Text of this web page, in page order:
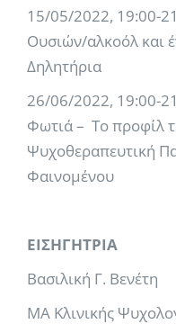
15/05/2022, 19:00-
Ουσιών/αλκοόλ και
Δηλητήρια
26/06/2022, 19:00-
Φωτιά – Το προφίλ
Ψυχοθεραπευτική
Φαινομένου
ΕΙΣΗΓΗΤΡΙΑ
Βασιλική Γ. Βενέτη
ΜΑ Κλινικής